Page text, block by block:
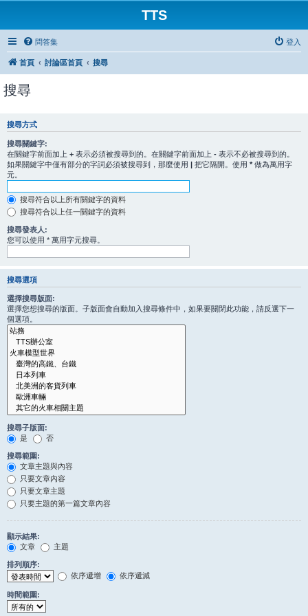
TTS
問答集 登入
首頁 討論區首頁 搜尋
搜尋
搜尋方式
搜尋關鍵字:
在關鍵字前面加上 + 表示必須被搜尋到的。在關鍵字前面加上 - 表示不必被搜尋到的。
如果關鍵字中僅有部分的字詞必須被搜尋到，那麼使用 | 把它隔開。使用 * 做為萬用字
元。
搜尋符合以上所有關鍵字的資料
搜尋符合以上任一關鍵字的資料
搜尋發表人:
您可以使用 * 萬用字元搜尋。
搜尋選項
選擇搜尋版面:
選擇您想搜尋的版面。子版面會自動加入搜尋條件中，如果要關閉此功能，請反選下一
個選項。
搜尋子版面:
是
否
搜尋範圍:
文章主題與內容
只要文章內容
只要文章主題
只要主題的第一篇文章內容
顯示結果:
文章
主題
排列順序:
依序遞增
依序遞減
時間範圍: